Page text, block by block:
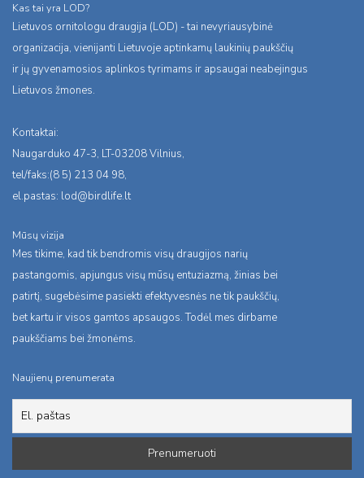
Kas tai yra LOD?
Lietuvos ornitologu draugija (LOD) - tai nevyriausybinė
organizacija, vienijanti Lietuvoje aptinkamų laukinių paukščių
ir jų gyvenamosios aplinkos tyrimams ir apsaugai neabejingus
Lietuvos žmones.
Kontaktai:
Naugarduko 47-3, LT-03208 Vilnius,
tel/faks:(8 5) 213 04 98,
el.pastas: lod@birdlife.lt
Mūsų vizija
Mes tikime, kad tik bendromis visų draugijos narių
pastangomis, apjungus visų mūsų entuziazmą, žinias bei
patirtį, sugebėsime pasiekti efektyvesnės ne tik paukščių,
bet kartu ir visos gamtos apsaugos. Todėl mes dirbame
paukščiams bei žmonėms.
Naujienų prenumerata